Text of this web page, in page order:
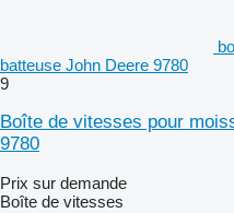
batteuse John Deere 9780
9
Boîte de vitesses pour
9780
Prix sur demande
Boîte de vitesses